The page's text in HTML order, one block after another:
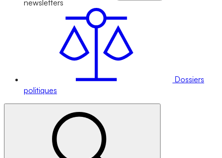
newsletters
Dossiers
politiques